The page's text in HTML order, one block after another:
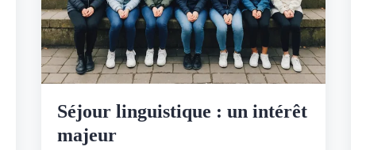
Séjour linguistique : un intérêt
majeur